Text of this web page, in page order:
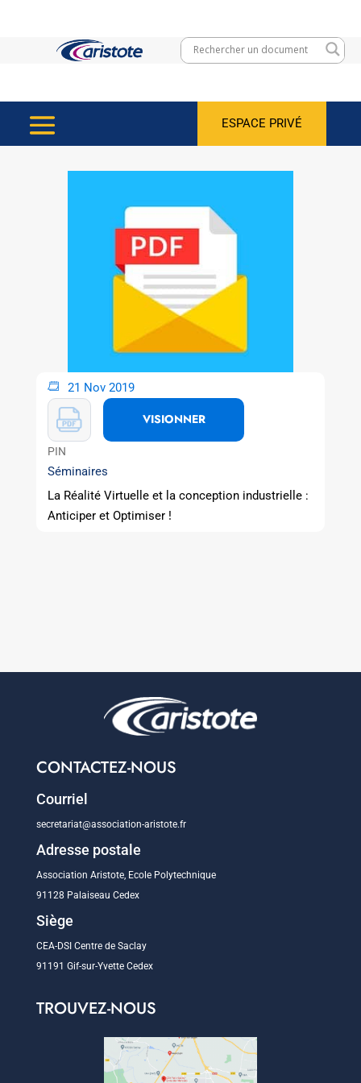
ESPACE PRIVÉ
21 Nov 2019
VISIONNER
PIN
Séminaires
La Réalité Virtuelle et la conception industrielle :
Anticiper et Optimiser !
CONTACTEZ-NOUS
Courriel
secretariat@association-aristote.fr
Adresse postale
Association Aristote, Ecole Polytechnique
91128 Palaiseau Cedex
Siège
CEA-DSI Centre de Saclay
91191 Gif-sur-Yvette Cedex
TROUVEZ-NOUS